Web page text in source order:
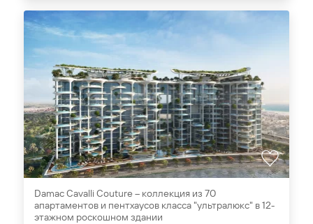
Damac Cavalli Couture – коллекция из 70
апартаментов и пентхаусов класса "ультралюкс" в 12-
этажном роскошном здании